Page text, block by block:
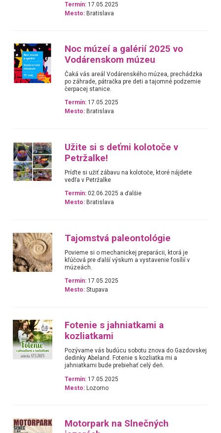
Termín: 17.05.2025
Mesto: Bratislava
Noc múzeí a galérií 2025 vo
Vodárenskom múzeu
Čaká vás areál Vodárenského múzea, prechádzka
po záhrade, pátračka pre deti a tajomné podzemie
čerpacej stanice.
Termín: 17.05.2025
Mesto: Bratislava
Užite si s deťmi kolotoče v
Petržalke!
Príďte si užiť zábavu na kolotoče, ktoré nájdete
vedľa v Petržalke
Termín: 02.06.2025 a ďalšie
Mesto: Bratislava
Tajomstvá paleontológie
Povieme si o mechanickej preparácii, ktorá je
kľúčová pre ďalší výskum a vystavenie fosílií v
múzeách.
Termín: 17.05.2025
Mesto: Stupava
Fotenie s jahniatkami a
kozliatkami
Pozývame vás budúcu sobotu znova do Gazdovskej
dedinky Abeland. Fotenie s kozliatka mi a
jahniatkami bude prebiehať celý deň.
Termín: 17.05.2025
Mesto: Lozorno
Motorpark na Slnečných